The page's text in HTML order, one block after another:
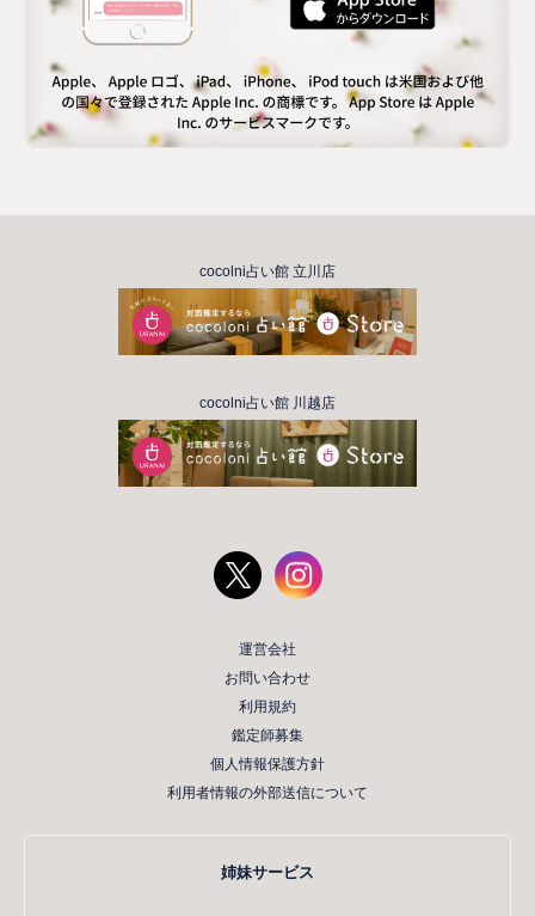
cocolni占い館 立川店
cocolni占い館 川越店
運営会社
お問い合わせ
利用規約
鑑定師募集
個人情報保護方針
利用者情報の外部送信について
姉妹サービス